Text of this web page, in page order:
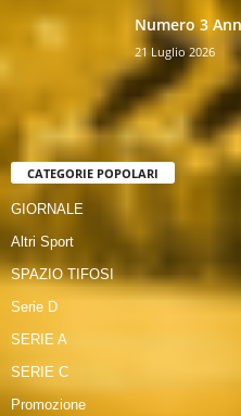
Numero 3
21 Luglio 2026
CATEGORIE POPOLARI
GIORNALE
Altri Sport
SPAZIO TIFOSI
Serie D
SERIE A
SERIE C
Promozione